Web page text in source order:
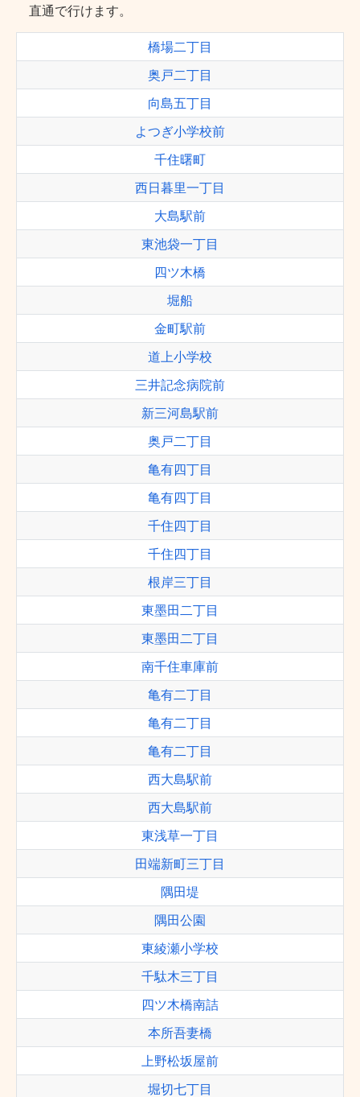
直通で行けます。
橋場二丁目
奥戸二丁目
向島五丁目
よつぎ小学校前
千住曙町
西日暮里一丁目
大島駅前
東池袋一丁目
四ツ木橋
堀船
金町駅前
道上小学校
三井記念病院前
新三河島駅前
奥戸二丁目
亀有四丁目
亀有四丁目
千住四丁目
千住四丁目
根岸三丁目
東墨田二丁目
東墨田二丁目
南千住車庫前
亀有二丁目
亀有二丁目
亀有二丁目
西大島駅前
西大島駅前
東浅草一丁目
田端新町三丁目
隅田堤
隅田公園
東綾瀬小学校
千駄木三丁目
四ツ木橋南詰
本所吾妻橋
上野松坂屋前
堀切七丁目